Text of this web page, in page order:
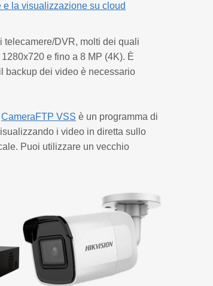
la visualizzazione su cloud
telecamere/DVR, molti dei quali
e fino a 8 MP (4K). È
backup dei video è necessario
CameraFTP VSS è un programma di
i video in diretta sullo
Puoi utilizzare un vecchio